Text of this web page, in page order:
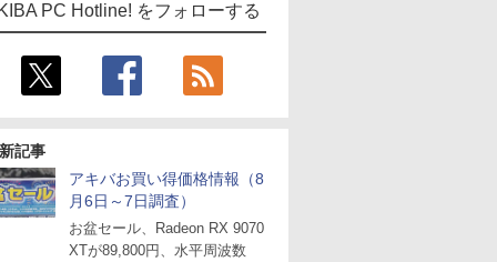
PC Hotline! をフォローする
記事
アキバお買い得価格情報（8
月6日～7日調査）
お盆セール、Radeon RX 9070
XTが89,800円、水平周波数